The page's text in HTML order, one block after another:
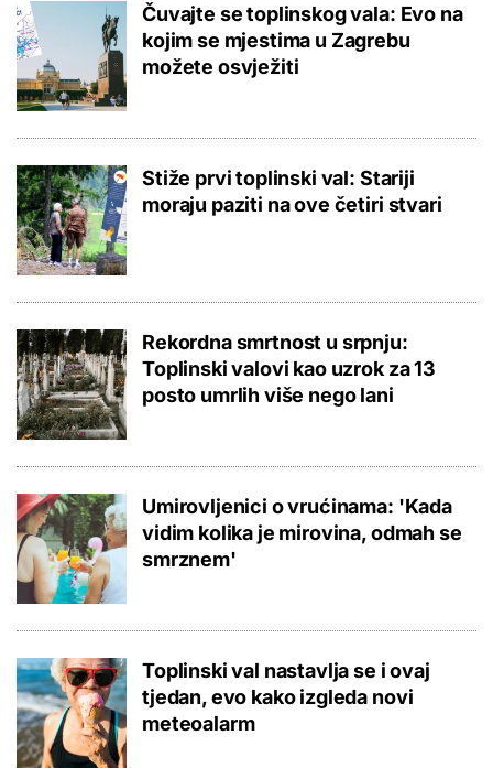
Čuvajte se toplinskog vala: Evo na
kojim se mjestima u Zagrebu
možete osvježiti
Stiže prvi toplinski val: Stariji
moraju paziti na ove četiri stvari
Rekordna smrtnost u srpnju:
Toplinski valovi kao uzrok za 13
posto umrlih više nego lani
Umirovljenici o vrućinama: 'Kada
vidim kolika je mirovina, odmah se
smrznem'
Toplinski val nastavlja se i ovaj
tjedan, evo kako izgleda novi
meteoalarm